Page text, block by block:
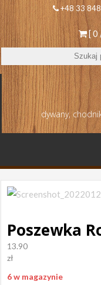
+48 33
[ 0
dywany,
Poszewka
13.90
zł
6 w magazynie